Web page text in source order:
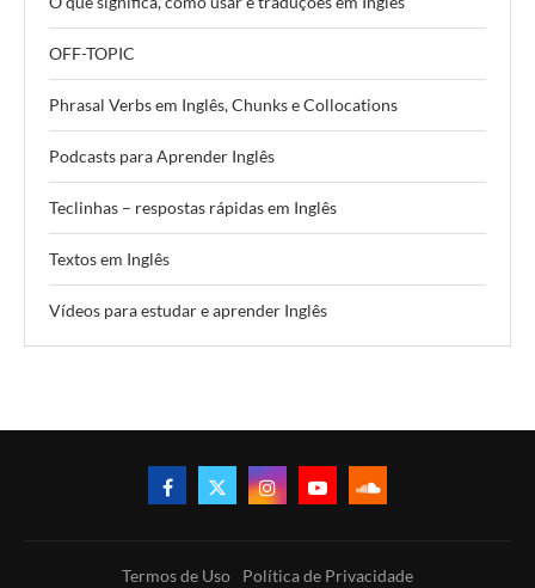
OFF-TOPIC
Phrasal Verbs em Inglês, Chunks e Collocations
Podcasts para Aprender Inglês
Teclinhas – respostas rápidas em Inglês
Textos em Inglês
Vídeos para estudar e aprender Inglês
Termos de Uso Política de Privacidade